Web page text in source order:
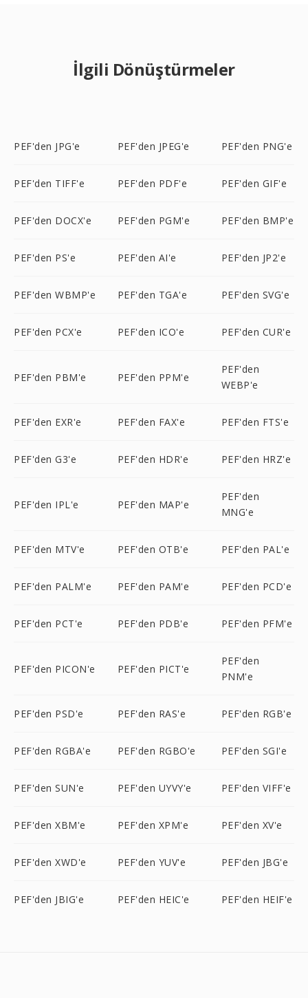
İlgili Dönüştürmeler
PEF'den JPG'e PEF'den JPEG'e PEF'den PNG'e
PEF'den TIFF'e PEF'den PDF'e PEF'den GIF'e
PEF'den DOCX'e PEF'den PGM'e PEF'den BMP'e
PEF'den PS'e PEF'den AI'e PEF'den JP2'e
PEF'den WBMP'e PEF'den TGA'e PEF'den SVG'e
PEF'den PCX'e PEF'den ICO'e PEF'den CUR'e
PEF'den PBM'e PEF'den PPM'e
PEF'den
WEBP'e
PEF'den EXR'e PEF'den FAX'e PEF'den FTS'e
PEF'den G3'e PEF'den HDR'e PEF'den HRZ'e
PEF'den IPL'e PEF'den MAP'e
PEF'den
MNG'e
PEF'den MTV'e PEF'den OTB'e PEF'den PAL'e
PEF'den PALM'e PEF'den PAM'e PEF'den PCD'e
PEF'den PCT'e PEF'den PDB'e PEF'den PFM'e
PEF'den PICON'e PEF'den PICT'e
PEF'den
PNM'e
PEF'den PSD'e PEF'den RAS'e PEF'den RGB'e
PEF'den RGBA'e PEF'den RGBO'e PEF'den SGI'e
PEF'den SUN'e PEF'den UYVY'e PEF'den VIFF'e
PEF'den XBM'e PEF'den XPM'e PEF'den XV'e
PEF'den XWD'e PEF'den YUV'e PEF'den JBG'e
PEF'den JBIG'e PEF'den HEIC'e PEF'den HEIF'e